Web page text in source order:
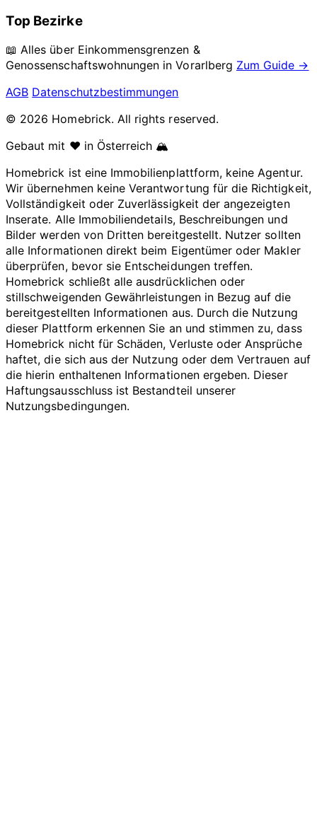
Top Bezirke
📖 Alles über Einkommensgrenzen &
Genossenschaftswohnungen inVorarlberg Zum Guide →
AGB Datenschutzbestimmungen
© 2026 Homebrick. All rights reserved.
Gebaut mit ❤️ in Österreich 🏔️
Homebrick ist eine Immobilienplattform, keine Agentur.
Wir übernehmen keine Verantwortung für die Richtigkeit,
Vollständigkeit oder Zuverlässigkeit der angezeigten
Inserate. Alle Immobiliendetails, Beschreibungen und
Bilder werden von Dritten bereitgestellt. Nutzer sollten
alle Informationen direkt beim Eigentümer oder Makler
überprüfen, bevor sie Entscheidungen treffen.
Homebrick schließt alle ausdrücklichen oder
stillschweigenden Gewährleistungen in Bezug auf die
bereitgestellten Informationen aus. Durch die Nutzung
dieser Plattform erkennen Sie an und stimmen zu, dass
Homebrick nicht für Schäden, Verluste oder Ansprüche
haftet, die sich aus der Nutzung oder dem Vertrauen auf
die hierin enthaltenen Informationen ergeben. Dieser
Haftungsausschluss ist Bestandteil unserer
Nutzungsbedingungen.